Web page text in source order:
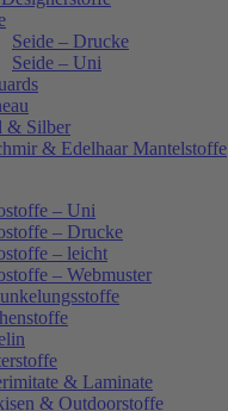
Seide – Drucke
Seide – Uni
& Silber
& Edelhaar Mantelstoffe
– Uni
– Drucke
– leicht
– Webmuster
& Laminate
& Outdoorstoffe